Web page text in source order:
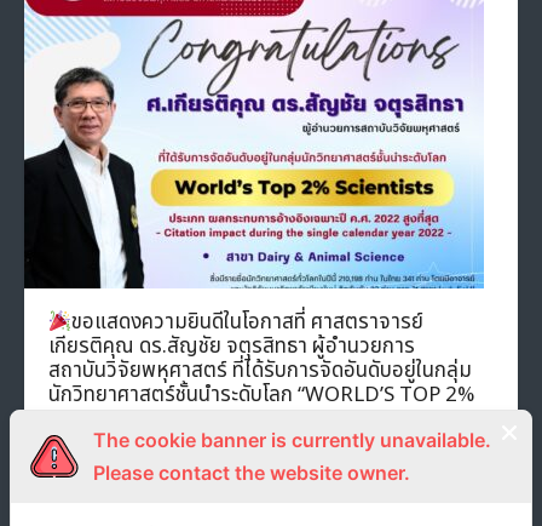
ขอแสดงความยินดีในโอกาสที่ ศาสตราจารย์
เกียรติคุณ ดร.สัญชัย จตุรสิทธา ผู้อำนวยการ
สถาบันวิจัยพหุศาสตร์ ที่ได้รับการจัดอันดับอยู่ในกลุ่ม
นักวิทยาศาสตร์ชั้นนำระดับโลก “WORLD’S TOP 2%
12 ตุลาคม 2023 unrn Uncategorized
The cookie banner is currently unavailable.
Please contact the website owner.